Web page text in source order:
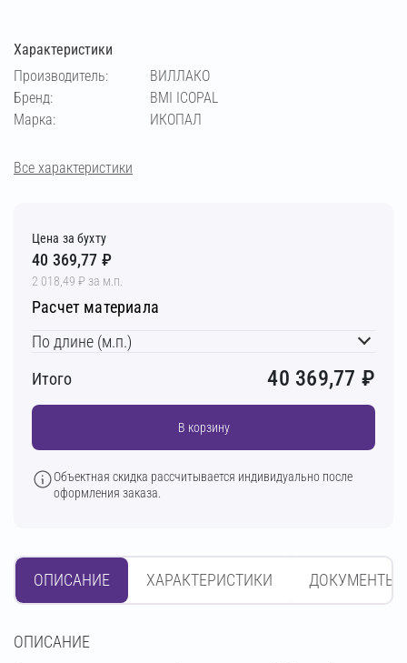
Характеристики
Производитель:
ВИЛЛАКО
Бренд:
BMI ICOPAL
Марка:
ИКОПАЛ
Все характеристики
Цена за бухту
40 369,77 ₽
2 018,49 ₽ за м.п.
Расчет материала
По длине (м.п.)
Итого
40 369,77 ₽
В корзину
Объектная скидка рассчитывается индивидуально после
оформления заказа.
ОПИСАНИЕ ХАРАКТЕРИСТИКИ ДОКУМЕНТЫ
OПИСАНИЕ